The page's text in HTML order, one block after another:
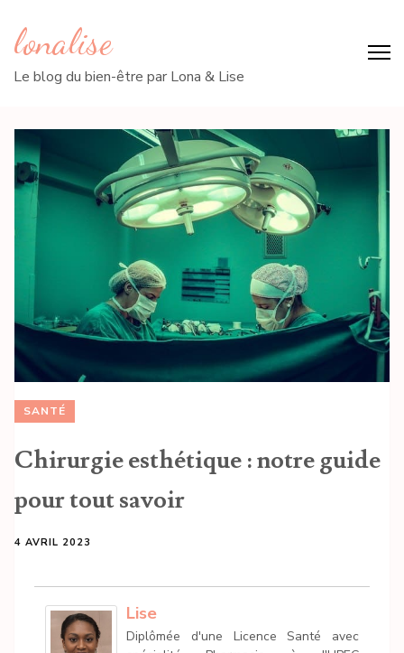
lonalise
Le blog du bien-être par Lona & Lise
SANTÉ
Chirurgie esthétique : notre guide
pour tout savoir
4 AVRIL 2023
Lise
Diplômée d'une Licence Santé avec